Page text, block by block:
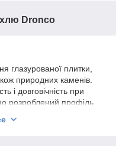
Dronco
глазурованої плитки,
природних каменів.
і довговічність при
розроблений профіль
служби.